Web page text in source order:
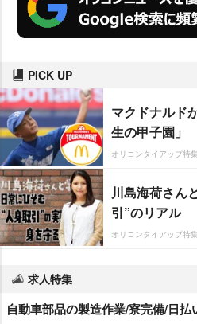
PICK UP
マクドナルド
生の甲子園」
オリコンタイアップ特集
川島海荷さん
引”のリアル
オリコンタイアップ特集
求人特集
自動車部品の製造作業/寮完備/日払